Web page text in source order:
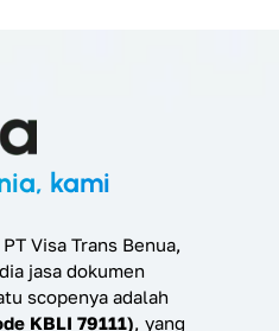
kami
Visa Trans Benua,
jasa dokumen
scopenya adalah
KBLI 79111), yang